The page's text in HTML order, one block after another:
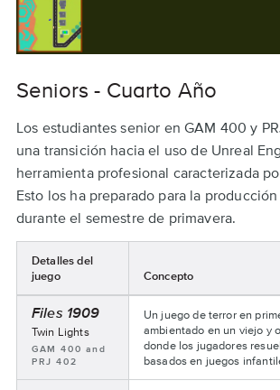
Seniors - Cuarto Año
Los estudiantes senior en GAM 400 y
una transición hacia el uso de Unreal
herramienta profesional caracterizada
Esto los ha preparado para la
durante el semestre de primavera.
Slice
Presentations
Detalles del
juego
Concepto
Files 1909
Nombre
del
equipo:
Twin Lights
Asignaturas:
GAM 400 and
PRJ 402
Un juego de terror en
ambientado en un viejo y
donde los jugadores
basados en juegos